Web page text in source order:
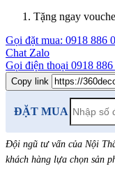
Tặng ngay
Gọi đặt mua: 0918 886
Chat Zalo
Gọi điện thoại 0918 886
Copy link
ĐẶT MUA
Đội ngũ tư vấn của Nội
khách hàng lựa chọn sản